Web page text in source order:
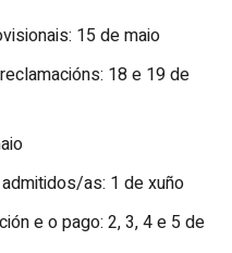
15 de maio
18 e 19 de
as: 1 de xuño
e o pago: 2, 3, 4 e 5 de